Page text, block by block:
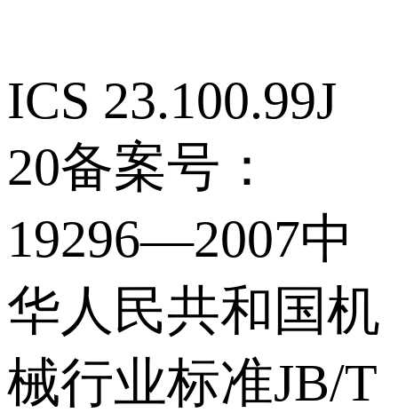
ICS 23.100.99J
20备案号：
19296—2007中
华人民共和国机
械行业标准JB/T